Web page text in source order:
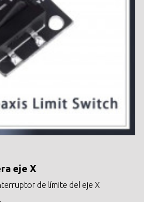
eje X
de límite del eje X